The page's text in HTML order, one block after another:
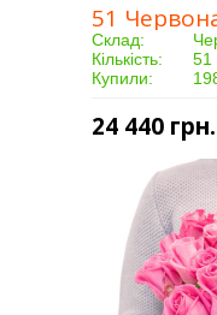
51
Склад:
Кількість:
51
Купили:
24 440 грн.